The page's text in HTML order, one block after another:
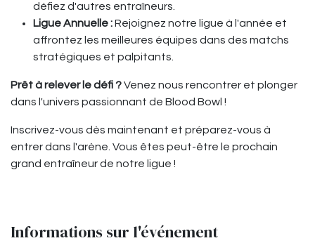
défiez d'autres entraîneurs.
Ligue Annuelle :Rejoignez notre ligue à l'année et
affrontez les meilleures équipes dans des matchs
stratégiques et palpitants.
Prêt à relever le défi ?Venez nous rencontrer et plonger
dans l'univers passionnant de Blood Bowl !
Inscrivez-vous dès maintenant et préparez-vous à
entrer dans l'arène. Vous êtes peut-être le prochain
grand entraîneur de notre ligue !
Informations sur l'événement